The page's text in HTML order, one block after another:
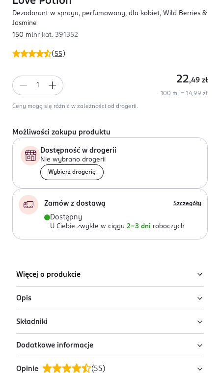
( 55 )
Dezodorant w sprayu, perfumowany, dla kobiet, Wild Berries &
Jasmine
150 mlnr kat. 391352
22,49 zł
100 ml = 14,99 zł
Ceny mogą się różnić w zależności od drogerii.
Możliwości zakupu produktu
Dostępność w drogerii
Nie wybrano drogerii
Wybierz drogerię
Zamów z dostawą Szczegóły
Dostępny
U Ciebie zwykle w ciągu 2-3 dni roboczych
Więcej o produkcie
Opis
Miss So…? Love Potion perfumowany dezodorant do
ciała. Zapach w nieoczywisty sposób zaskakuje
koktajlem owocowym w nucie głowy.
Wybrzmiewają wśród nich akordy jabłka, maliny i
Składniki
Ingredients: : ALCOHOL DENAT., BUTANE, ISOBUTANE,
PROPANE, BENZYL SALICYLATE, HYDROXYCITRONELLAL,
LIMONENE, COUMARIN.
Dodatkowe informacje
PRZYGOTOWANIE I STOSOWANIE
Opinie (55 )